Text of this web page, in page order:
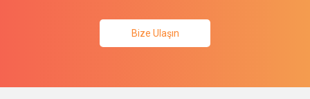
Bize Ulaşın